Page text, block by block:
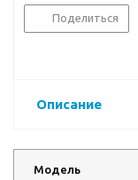
Поделиться
Описание
Модель